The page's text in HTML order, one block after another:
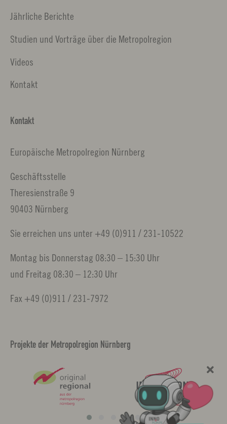
Jährliche Berichte
Studien und Vorträge über die Metropolregion
Videos
Kontakt
Kontakt
Europäische Metropolregion Nürnberg
Geschäftsstelle
Theresienstraße 9
90403 Nürnberg
Sie erreichen uns unter +49 (0)911 / 231-10522
Montag bis Donnerstag 08:30 – 15:30 Uhr
und Freitag 08:30 – 12:30 Uhr
Fax +49 (0)911 / 231-7972
Projekte der Metropolregion Nürnberg